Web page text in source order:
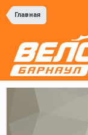
Главная